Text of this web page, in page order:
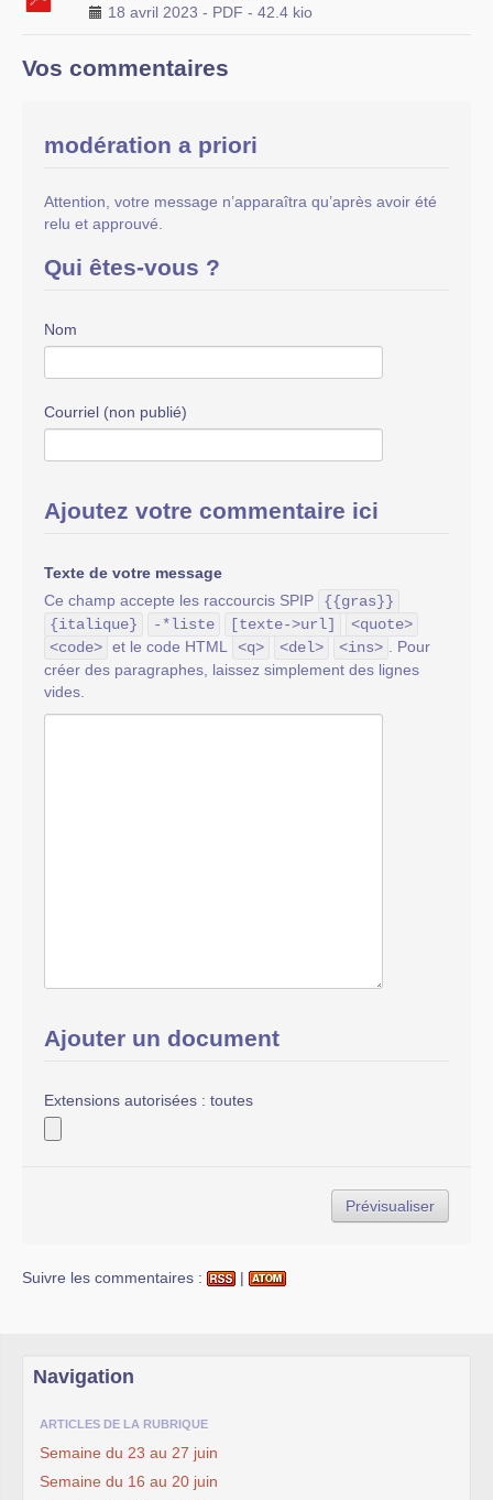
18 avril 2023 - PDF - 42.4 kio
Vos commentaires
modération a priori
Attention, votre message n’apparaîtra qu’après avoir été
relu et approuvé.
Qui êtes-vous ?
Nom
Courriel (non publié)
Ajoutez votre commentaire ici
Texte de votre message
Ce champ accepte les raccourcis SPIP
{{gras}}
{italique}
-*liste [texte->url]
<quote>
<code> et le code HTML <q> <del> <ins>
. Pour
créer des paragraphes, laissez simplement des lignes
vides.
Ajouter un document
Extensions autorisées : toutes
Suivre les commentaires : |
Navigation
ARTICLES DE LA RUBRIQUE
Semaine du 23 au 27 juin
Semaine du 16 au 20 juin